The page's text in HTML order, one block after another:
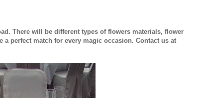
There will be different types of flowers materials, flower
a perfect match for every magic occasion. Contact us at